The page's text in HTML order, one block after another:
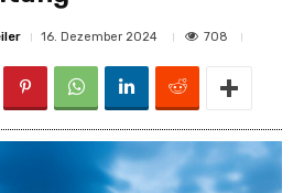
16. Dezember 2024 708